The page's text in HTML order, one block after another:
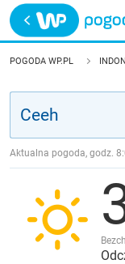
Trwa ładowanie
POLSKA
JAKOŚĆ POWIETRZA
POGODA WP.PL
Aktualna pogoda, godz.